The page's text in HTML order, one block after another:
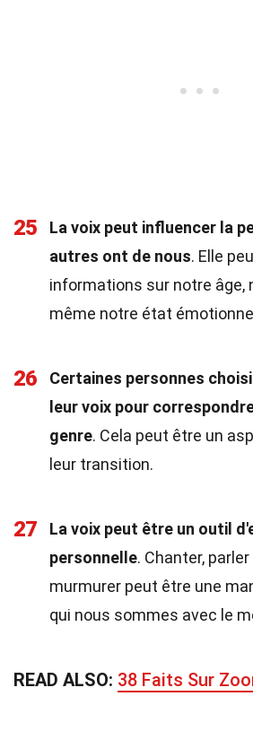
25
La voix peut influencer la
autres ont de nous. Elle
informations sur notre âge,
même notre état
26
Certaines personnes
leur voix pour
genre. Cela peut être un
leur transition.
27
La voix peut être un outil
personnelle. Chanter,
murmurer peut être une
qui nous sommes avec le
READ ALSO: 38 Faits Sur